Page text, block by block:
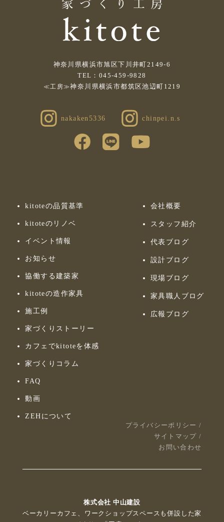
神奈川県横浜市旭区下川井町2149-6
TEL：045-459-9828
≪工房≫神奈川県横浜市都筑区池辺町1219
nakaken5336 chinpei.n.s
kitoteの品質基準
kitoteのリノベ
イベント情報
お知らせ
協働する建築家
kitoteの造作家具
施工例
家づくりストーリー
カフェでkitoteを体感
家づくりコラム
FAQ
動画
ZEHについて
会社概要
スタッフ紹介
代表ブログ
設計ブログ
現場ブログ
家具職人ブログ
広報ブログ
プライバシーポリシー /
サイトマップ /
お問い合わせ
株式会社 中山建設
ベーカリーカフェ、ワークショップスペースも併設した家